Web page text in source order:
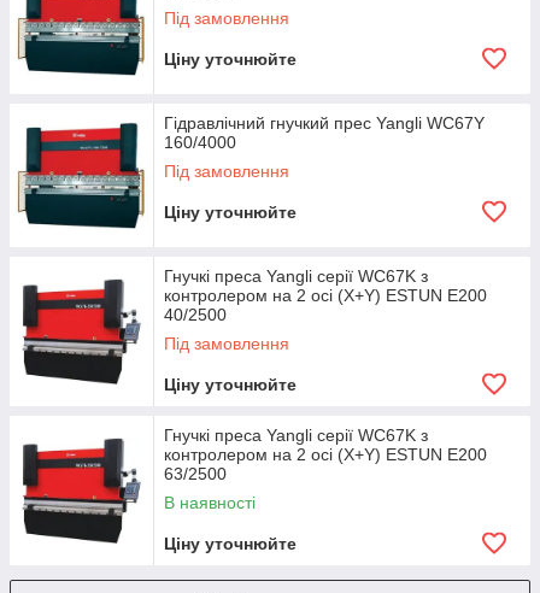
Під замовлення
Ціну уточнюйте
Гідравлічний гнучкий прес Yangli WC67Y
160/4000
Під замовлення
Ціну уточнюйте
Гнучкі преса Yangli серії WC67K з
контролером на 2 осі (X+Y) ESTUN E200
40/2500
Під замовлення
Ціну уточнюйте
Гнучкі преса Yangli серії WC67K з
контролером на 2 осі (X+Y) ESTUN E200
63/2500
В наявності
Ціну уточнюйте